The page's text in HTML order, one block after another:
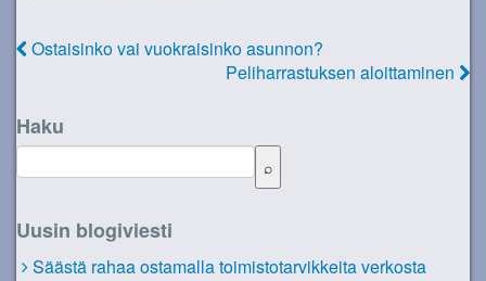
Ostaisinko vai vuokraisinko asunnon?
Peliharrastuksen aloittaminen
Haku
Uusin blogiviesti
Säästä rahaa ostamalla toimistotarvikkeita verkosta